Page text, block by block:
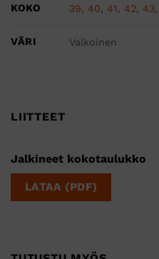
KOKO 39, 40, 41, 42, 43,
VÄRI Valkoinen
LIITTEET
Jalkineet kokotaulukko
LATAA (PDF)